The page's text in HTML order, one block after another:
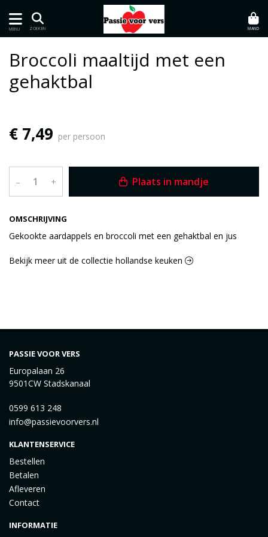
MENU ZOEKEN MAND
OMSCHRIJVING
Gekookte aardappels en broccoli met een gehaktbal en jus
Broccoli maaltijd met een
gehaktbal
€ 7,49 per persoon
– + Plaats in mandje
Bekijk meer uit de collectie hollandse keuken
PASSIE VOOR VERS
Europalaan 26
9501CW Stadskanaal
0599 613 248
info@passievoorvers.nl
KLANTENSERVICE
Bestellen
Betalen
Afleveren
Contact
INFORMATIE